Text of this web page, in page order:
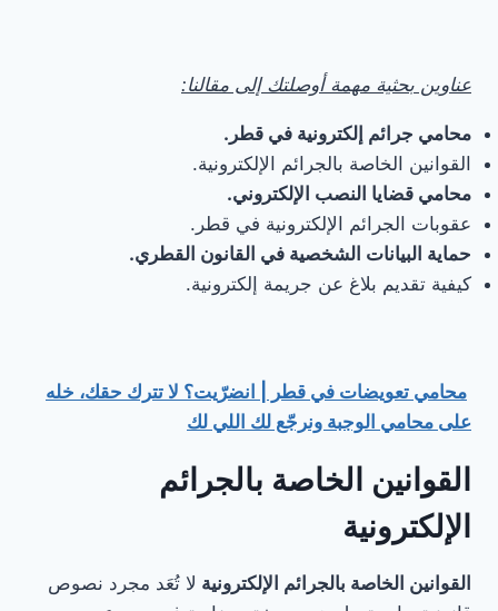
عناوين بحثية مهمة أوصلتك إلى مقالنا:
محامي جرائم إلكترونية في قطر.
القوانين الخاصة بالجرائم الإلكترونية.
محامي قضايا النصب الإلكتروني.
عقوبات الجرائم الإلكترونية في قطر.
حماية البيانات الشخصية في القانون القطري.
كيفية تقديم بلاغ عن جريمة إلكترونية.
محامي تعويضات في قطر | انضرّيت؟ لا تترك حقك، خله
على محامي الوجبة ونرجّع لك اللي لك
القوانين الخاصة بالجرائم
الإلكترونية
القوانين الخاصة بالجرائم الإلكترونية لا تُعَد مجرد نصوص